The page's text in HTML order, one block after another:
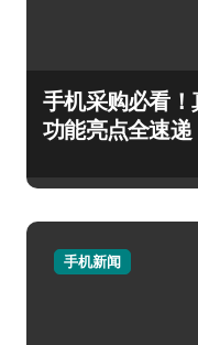
手机采购必看
功能亮点全速递
手机新闻